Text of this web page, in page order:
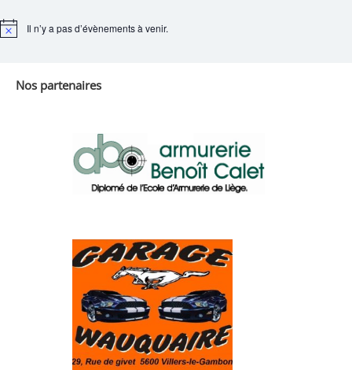
Notice Il n’y a pas d’évènements à venir.
Nos partenaires